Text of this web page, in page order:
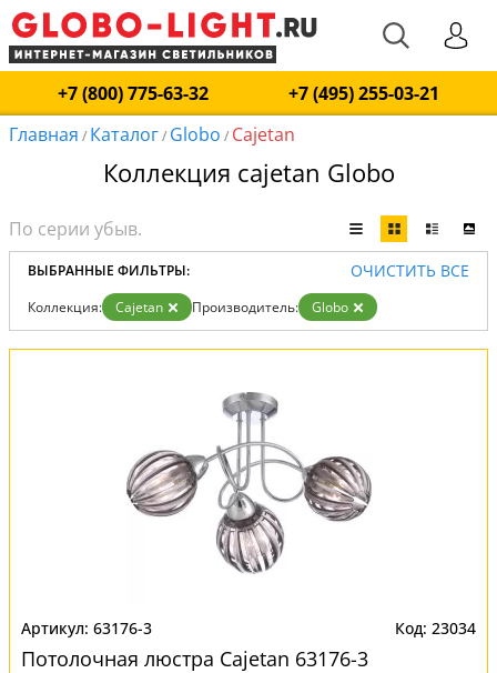
+7 (800) 775-63-32
+7 (495) 255-03-21
Главная / Каталог/ Globo / Cajetan
Коллекция cajetan Globo
ВЫБРАННЫЕ ФИЛЬТРЫ: ОЧИСТИТЬ ВСЕ
Коллекция: Cajetan Производитель: Globo
63176-3 23034
Потолочная люстра Cajetan 63176-3